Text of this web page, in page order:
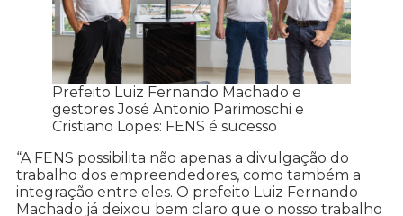
Prefeito Luiz Fernando Machado e
gestores José Antonio Parimoschi e
Cristiano Lopes: FENS é sucesso
“A FENS possibilita não apenas a divulgação do
trabalho dos empreendedores, como também a
integração entre eles. O prefeito Luiz Fernando
Machado já deixou bem claro que o nosso trabalho